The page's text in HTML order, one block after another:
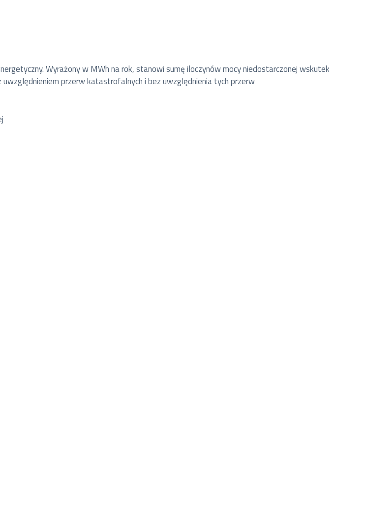
Wyrażony w MWh na rok, stanowi sumę iloczynów mocy niedostarczonej wskutek
przerw katastrofalnych i bez uwzględnienia tych przerw